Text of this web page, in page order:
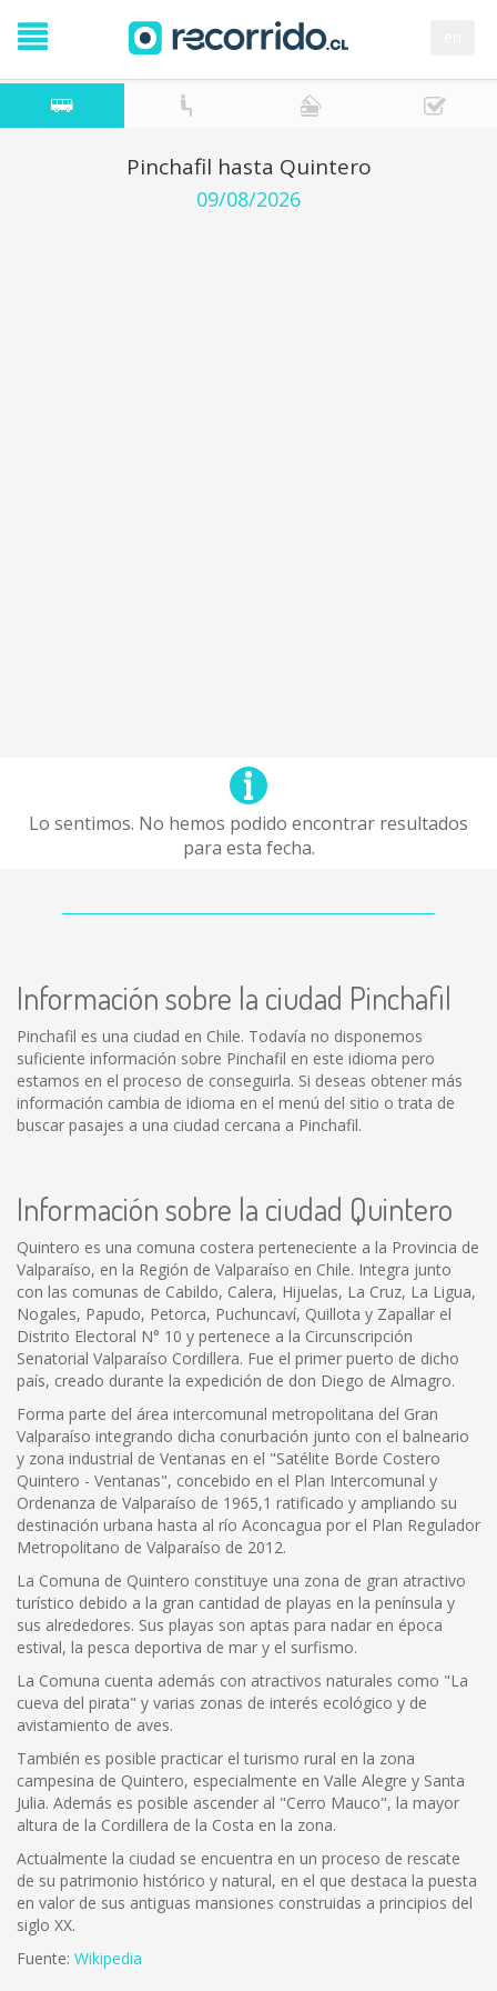
Pinchafil hasta Quintero
09/08/2026
Lo sentimos. No hemos podido encontrar resultados
para esta fecha.
Información sobre la ciudad Pinchafil
Pinchafil es una ciudad en Chile. Todavía no disponemos
suficiente información sobre Pinchafil en este idioma pero
estamos en el proceso de conseguirla. Si deseas obtener más
información cambia de idioma en el menú del sitio o trata de
buscar pasajes a una ciudad cercana a Pinchafil.
Información sobre la ciudad Quintero
Quintero es una comuna costera perteneciente a la Provincia de
Valparaíso, en la Región de Valparaíso en Chile. Integra junto
con las comunas de Cabildo, Calera, Hijuelas, La Cruz, La Ligua,
Nogales, Papudo, Petorca, Puchuncaví, Quillota y Zapallar el
Distrito Electoral N° 10 y pertenece a la Circunscripción
Senatorial Valparaíso Cordillera. Fue el primer puerto de dicho
país, creado durante la expedición de don Diego de Almagro.
Forma parte del área intercomunal metropolitana del Gran
Valparaíso integrando dicha conurbación junto con el balneario
y zona industrial de Ventanas en el "Satélite Borde Costero
Quintero - Ventanas", concebido en el Plan Intercomunal y
Ordenanza de Valparaíso de 1965,1 ratificado y ampliando su
destinación urbana hasta al río Aconcagua por el Plan Regulador
Metropolitano de Valparaíso de 2012.
La Comuna de Quintero constituye una zona de gran atractivo
turístico debido a la gran cantidad de playas en la península y
sus alrededores. Sus playas son aptas para nadar en época
estival, la pesca deportiva de mar y el surfismo.
La Comuna cuenta además con atractivos naturales como "La
cueva del pirata" y varias zonas de interés ecológico y de
avistamiento de aves.
También es posible practicar el turismo rural en la zona
campesina de Quintero, especialmente en Valle Alegre y Santa
Julia. Además es posible ascender al "Cerro Mauco", la mayor
altura de la Cordillera de la Costa en la zona.
Actualmente la ciudad se encuentra en un proceso de rescate
de su patrimonio histórico y natural, en el que destaca la puesta
en valor de sus antiguas mansiones construidas a principios del
siglo XX.
Fuente: Wikipedia